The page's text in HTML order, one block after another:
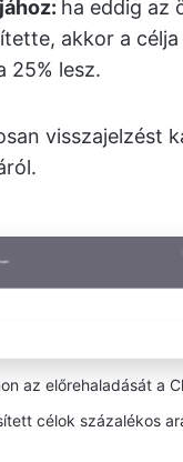
ha eddig az
akkor a célja
25% lesz.
visszajelzést
az előrehaladását a
célok százalékos